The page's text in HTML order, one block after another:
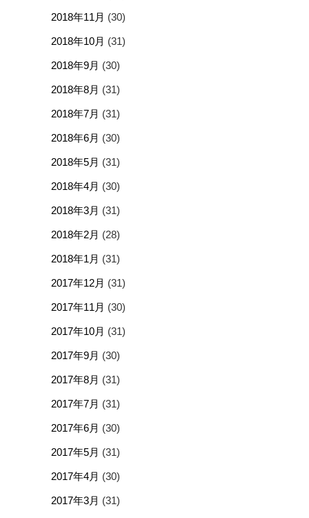
2018年11月 (30)
2018年10月 (31)
2018年9月 (30)
2018年8月 (31)
2018年7月 (31)
2018年6月 (30)
2018年5月 (31)
2018年4月 (30)
2018年3月 (31)
2018年2月 (28)
2018年1月 (31)
2017年12月 (31)
2017年11月 (30)
2017年10月 (31)
2017年9月 (30)
2017年8月 (31)
2017年7月 (31)
2017年6月 (30)
2017年5月 (31)
2017年4月 (30)
2017年3月 (31)